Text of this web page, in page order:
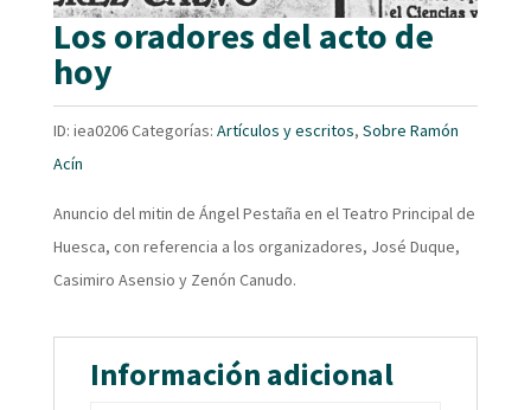
Los oradores del acto de
hoy
ID: iea0206Categorías: Artículos y escritos, Sobre Ramón
Acín
Anuncio del mitin de Ángel Pestaña en el Teatro Principal de
Huesca, con referencia a los organizadores, José Duque,
Casimiro Asensio y Zenón Canudo.
Información adicional